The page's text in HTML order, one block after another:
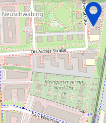
oder Kombinationen von
von Inhalten